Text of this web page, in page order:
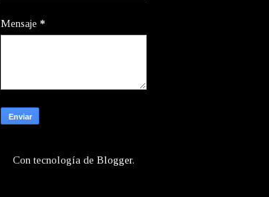
Mensaje *
Con tecnología de Blogger.